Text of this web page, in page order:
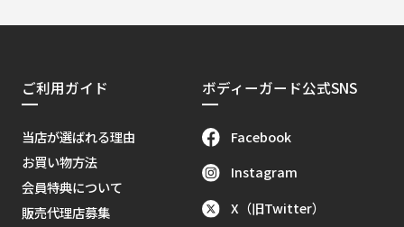
ご利用ガイド
当店が選ばれる理由
お買い物方法
会員特典について
販売代理店募集
ボディーガード公式SNS
Facebook
Instagram
X（旧Twitter）